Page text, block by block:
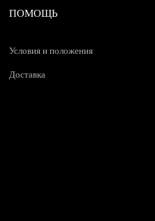
ПОМОЩЬ
Условия и положения
Доставка